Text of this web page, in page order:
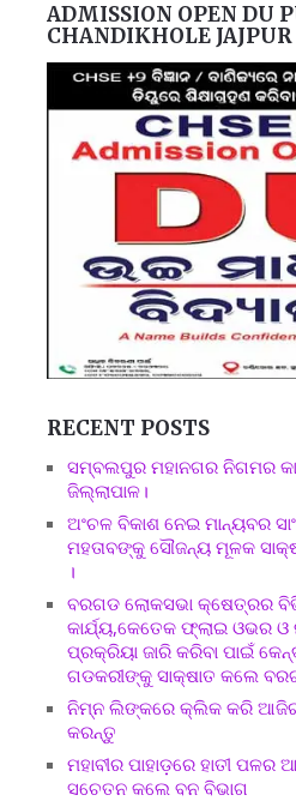
ADMISSION OPEN DU
CHANDIKHOLE JAJPUR
RECENT POSTS
ସମ୍ବଲପୁର ମହାନଗର ନିଗମର
ଜିଲ୍ଲାପାଳ।
ଅଂଚଳ ବିକାଶ ନେଇ ମାନ୍ୟବର
ମହତାବଙ୍କୁ ସୌଜନ୍ୟ ମୂଳକ
।
ବରଗଡ ଲୋକସଭା କ୍ଷେତ୍ରର
କାର୍ଯ୍ୟ,କେତେକ ଫ୍ଲାଇ ଓଭର ଓ
ପ୍ରକ୍ରିୟା ଜାରି କରିବା ପାଇଁ
ଗଡକରୀଙ୍କୁ ସାକ୍ଷାତ କଲେ
ନିମ୍ନ ଲିଙ୍କରେ କ୍ଲିକ କରି
କରନ୍ତୁ
ମହାବୀର ପାହାଡ଼ରେ ହାତୀ
ସଚେତନ କଲେ ବନ ବିଭାଗ